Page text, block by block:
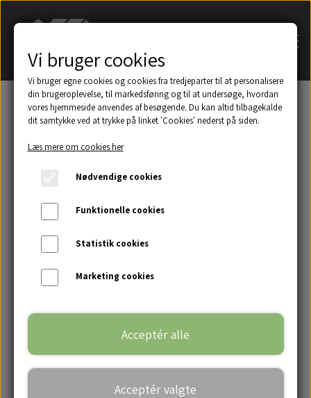
Søg på navn af tagsten
Et udsnit af eksempler på taghætter mm.
Galleri
Handelsbetingelser
Vi bruger cookies
Vi bruger egne cookies og cookies fra tredjeparter til at personalisere
din brugeroplevelse, til markedsføring og til at undersøge, hvordan
vores hjemmeside anvendes af besøgende. Du kan altid tilbagekalde
dit samtykke ved at trykke på linket 'Cookies' nederst på siden.
Læs mere om cookies her
Nødvendige cookies
Funktionelle cookies
Statistik cookies
Marketing cookies
Acceptér alle
Acceptér valgte